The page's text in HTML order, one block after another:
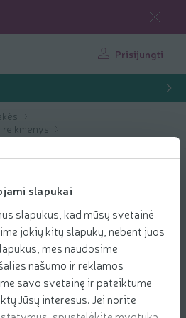
slapukai
slapukus, kad mūsų svetainė
jokių kitų slapukų, nebent juos
mes naudosime
našumo ir reklamos
savo svetainę ir pateiktume
Jūsų interesus. Jei norite
Prisijungti
reikmenys
medžiagos